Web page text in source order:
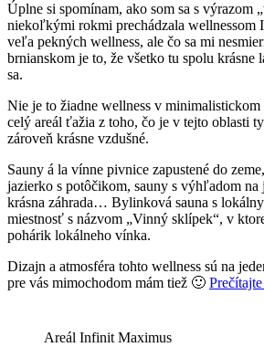
Úplne si spomínam, ako som sa s výrazom
niekoľkými rokmi prechádzala wellnessom
veľa pekných wellness, ale čo sa mi
brnianskom je to, že všetko tu spolu krásne
sa.
Nie je to žiadne wellness v minimalistickom
celý areál ťažia z toho, čo je v tejto oblasti
zároveň krásne vzdušné.
Sauny á la vínne pivnice zapustené do
jazierko s potôčikom, sauny s výhľadom na
krásna záhrada… Bylinková sauna s
miestnosť s názvom „Vinný sklípek“, v
pohárik lokálneho vínka.
Dizajn a atmosféra tohto wellness sú na
pre vás mimochodom mám tiež 🙂
Areál Infinit Maximus